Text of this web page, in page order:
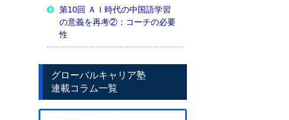
第10回 ＡＩ時代の中国語学習
の意義を再考②：コーチの必要
性
グローバルキャリア塾
連載コラム一覧